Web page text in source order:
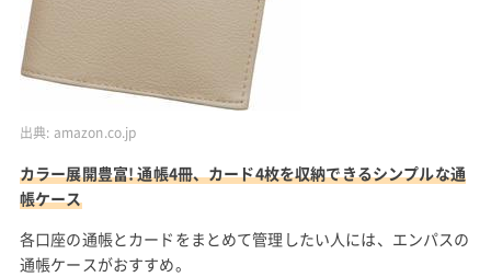
出典: amazon.co.jp
カラー展開豊富! 通帳4冊、カード4枚を収納できるシンプルな通
帳ケース
各口座の通帳とカードをまとめて管理したい人には、エンパスの
通帳ケースがおすすめ。